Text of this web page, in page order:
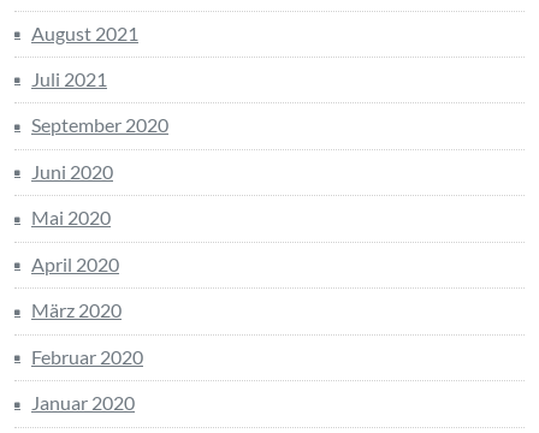
August 2021
Juli 2021
September 2020
Juni 2020
Mai 2020
April 2020
März 2020
Februar 2020
Januar 2020